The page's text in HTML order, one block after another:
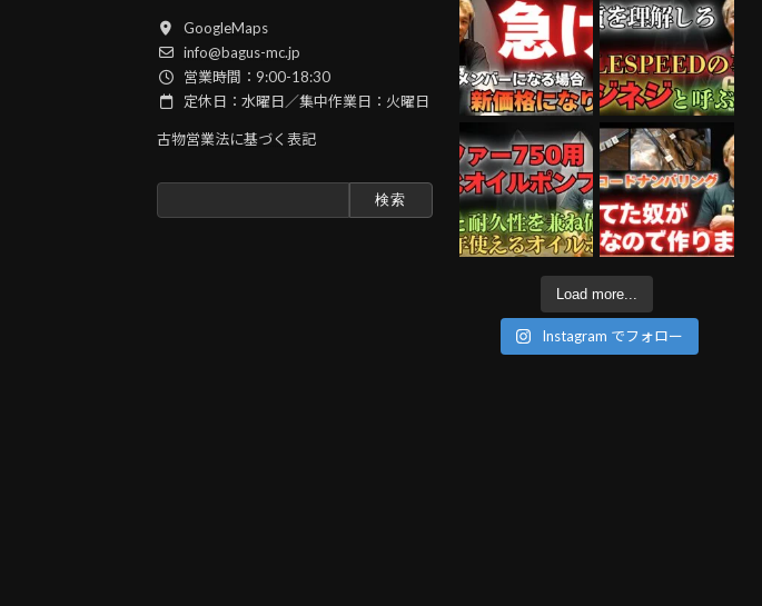
GoogleMaps
info@bagus-mc.jp
営業時間：9:00-18:30
定休日：水曜日／集中作業日：火曜日
古物営業法に基づく表記
Load more...
Instagram でフォロー